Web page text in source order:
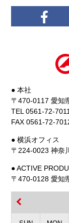
● 本社
〒470-0117 愛知
TEL 0561-72-7011
FAX 0561-72-
● 横浜オフィス
〒224-0023 神奈
● ACTIVE
〒470-0128 愛知